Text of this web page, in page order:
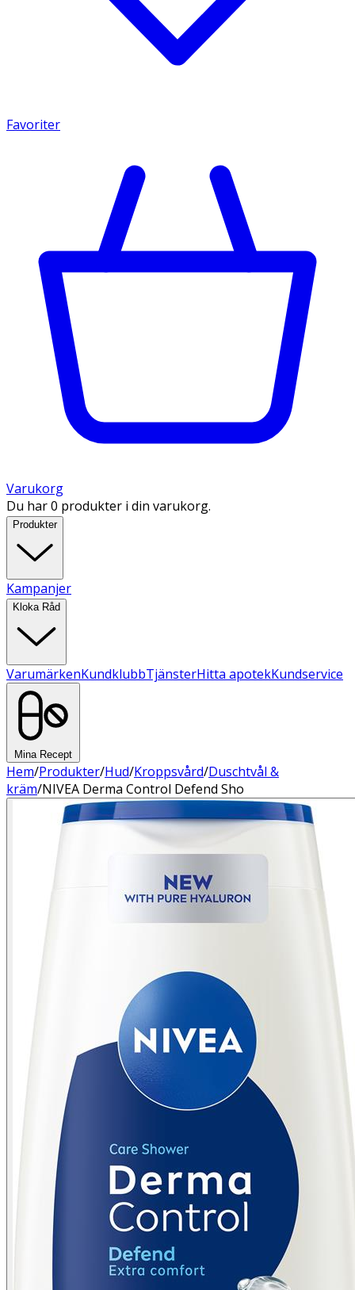
Favoriter
Varukorg
Du har 0 produkter i din varukorg.
Produkter
Kampanjer
Kloka Råd
VarumärkenKundklubbTjänsterHitta apotekKundservice
Mina Recept
Hem/Produkter/Hud/Kroppsvård/Duschtvål &
kräm/NIVEA Derma Control Defend Sho